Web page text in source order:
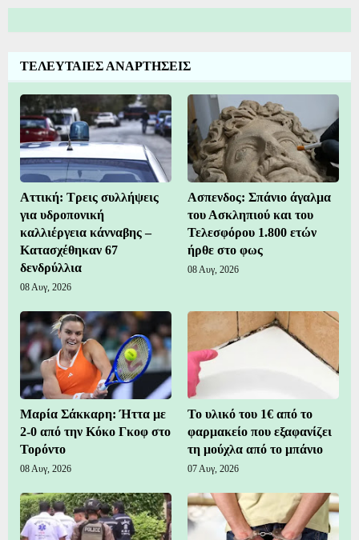
ΤΕΛΕΥΤΑΙΕΣ ΑΝΑΡΤΗΣΕΙΣ
Αττική: Τρεις συλλήψεις
για υδροπονική
καλλιέργεια κάνναβης –
Κατασχέθηκαν 67
δενδρύλλια
08 Αυγ, 2026
Ασπενδος: Σπάνιο άγαλμα
του Ασκληπιού και του
Τελεσφόρου 1.800 ετών
ήρθε στο φως
08 Αυγ, 2026
Μαρία Σάκκαρη: Ήττα με
2-0 από την Κόκο Γκοφ στο
Τορόντο
08 Αυγ, 2026
Το υλικό του 1€ από το
φαρμακείο που εξαφανίζει
τη μούχλα από το μπάνιο
07 Αυγ, 2026